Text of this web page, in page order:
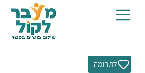
לתרומה